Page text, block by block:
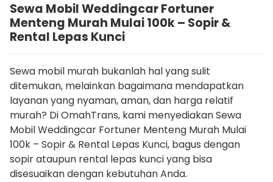
Sewa Mobil Weddingcar Fortuner
Menteng Murah Mulai 100k – Sopir &
Rental Lepas Kunci
Sewa mobil murah bukanlah hal yang sulit
ditemukan, melainkan bagaimana mendapatkan
layanan yang nyaman, aman, dan harga relatif
murah? Di OmahTrans, kami menyediakan Sewa
Mobil Weddingcar Fortuner Menteng Murah Mulai
100k – Sopir & Rental Lepas Kunci, bagus dengan
sopir ataupun rental lepas kunci yang bisa
disesuaikan dengan kebutuhan Anda.